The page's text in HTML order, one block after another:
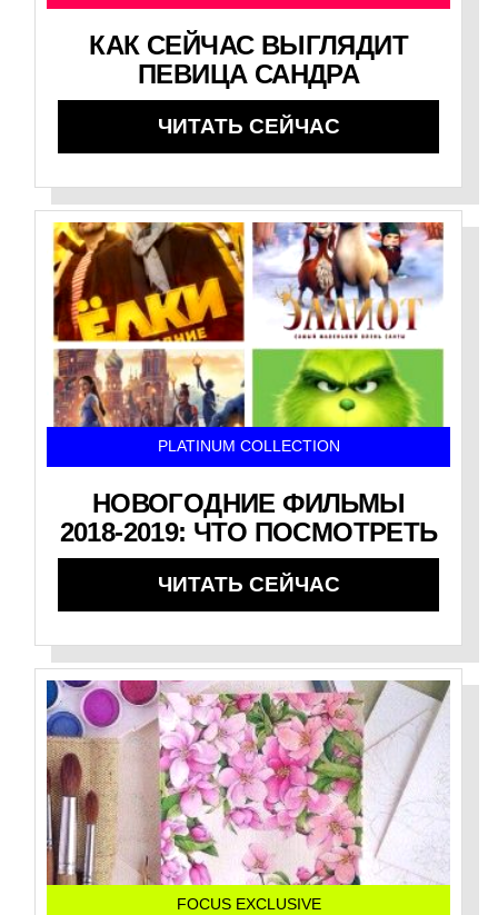
КАК СЕЙЧАС ВЫГЛЯДИТ
ПЕВИЦА САНДРА
ЧИТАТЬ СЕЙЧАС
PLATINUM COLLECTION
НОВОГОДНИЕ ФИЛЬМЫ
2018-2019: ЧТО ПОСМОТРЕТЬ
ЧИТАТЬ СЕЙЧАС
FOCUS EXCLUSIVE